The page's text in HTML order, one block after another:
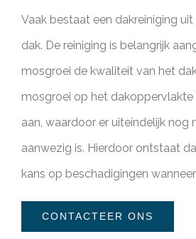
Vaak bestaat een dakreiniging
dak. De reiniging is belangrijk
mosgroei de kwaliteit van het
mosgroei op het
aan, waardoor er uiteindelijk nog
aanwezig is. Hierdoor ontstaat
kans op beschadigingen
CONTACTEER ONS